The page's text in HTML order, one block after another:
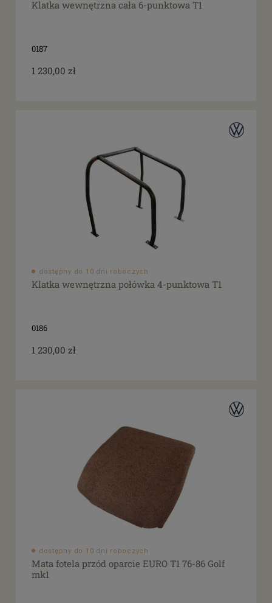
Klatka wewnętrzna cała 6-punktowa T1
0187
1 230,00 zł
dostępny do 10 dni roboczych
Klatka wewnętrzna połówka 4-punktowa T1
0186
1 230,00 zł
dostępny do 10 dni roboczych
Mata fotela przód oparcie EURO T1 76-86 Golf
mk1